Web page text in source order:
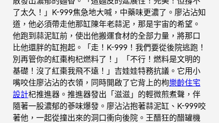
了太久！」K-999焦急地大喊，中藥味更濃了。廖沾沾知
道，他必須帶走他那缸陳年老蒜泥，那是宇宙的希望。
他跑到蒜泥缸前，使出他搬運食材的全部力量，將那口
比他還胖的缸抱起。「走！K-999！我們要從後院逃跑！
別再管你的紅棗枸杞燃料了！」「不行！燃料是文明的
基礎！沒了紅棗我飛不遠！」吉娃娃特務抗議。它用小
嘴咬住廖沾沾的衣領，同時開啟了它背上的枸樂齡住宅
設計杞推進器。推進器發出「滋滋」的輕微煎煮聲，伴
隨著一股濃郁的蔘味爆發。廖沾沾抱著蒜泥缸、K-999咬
著他，一起從撞出來的洞口衝向後院。王醋狂的醋罐機